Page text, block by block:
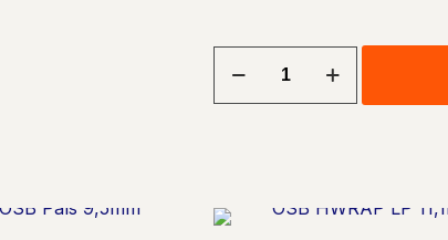
TECHSHIELD
Alternative: